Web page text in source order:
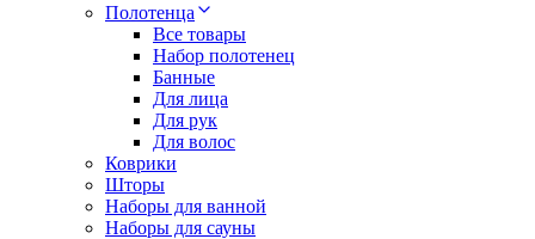
Полотенца
Все товары
Набор полотенец
Банные
Для лица
Для рук
Для волос
Коврики
Шторы
Наборы для ванной
Наборы для сауны